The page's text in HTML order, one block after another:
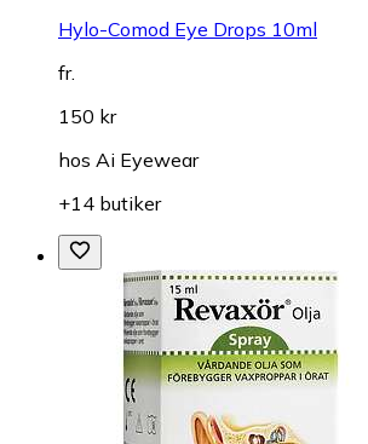
Hylo-Comod Eye Drops 10ml
fr.
150 kr
hos Ai Eyewear
+14 butiker